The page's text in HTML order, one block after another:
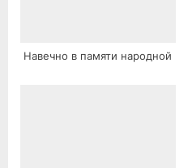
Навечно в памяти народной